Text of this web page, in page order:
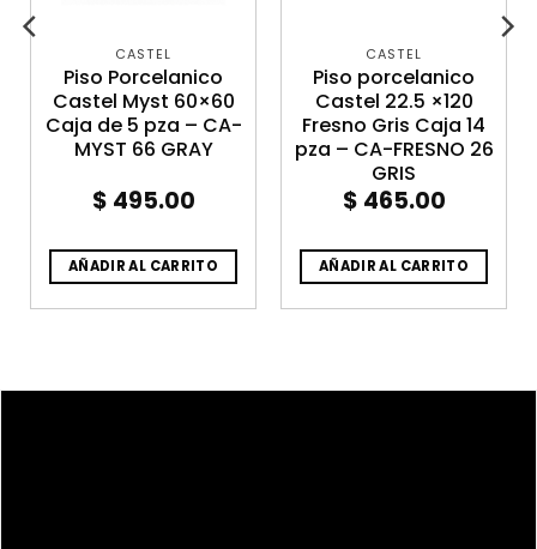
CASTEL
Piso Porcelanico
Castel Myst 60×60
Caja de 5 pza – CA-
MYST 66 GRAY
$ 495.00
AÑADIR AL CARRITO
CASTEL
Piso porcelanico
Castel 22.5 ×120
Fresno Gris Caja 14
pza – CA-FRESNO 26
GRIS
$ 465.00
AÑADIR AL CARRITO